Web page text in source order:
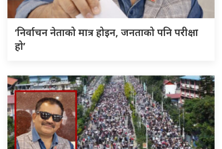
‘निर्वाचन नेताको मात्र होइन, जनताको पनि परीक्षा
हो’